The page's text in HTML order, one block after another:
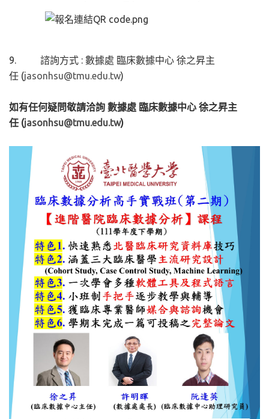
9. 諮詢方式 : 數據處 臨床數據中心 徐之昇主
任 (jasonhsu@tmu.edu.tw)
如有任何疑問敬請洽詢 數據處 臨床數據中心 徐之昇主
任 (jasonhsu@tmu.edu.tw)